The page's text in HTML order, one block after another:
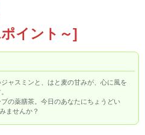
イント～]
ャスミンと、はと麦の甘みが、心に風を
の薬膳茶。今日のあなたにちょうどい
ませんか？